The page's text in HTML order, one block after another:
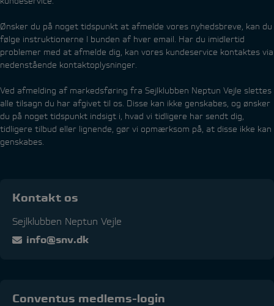
Ønsker du på noget tidspunkt at afmelde vores nyhedsbreve, kan du
følge instruktionerne I bunden af hver email. Har du imidlertid
problemer med at afmelde dig, kan vores kundeservice kontaktes via
nedenstående kontaktoplysninger.
Ved afmelding af markedsføring fra Sejlklubben Neptun Vejle slettes
alle tilsagn du har afgivet til os. Disse kan ikke genskabes, og ønsker
du på noget tidspunkt indsigt i, hvad vi tidligere har sendt dig,
tidligere tilbud eller lignende, gør vi opmærksom på, at disse ikke kan
genskabes.
Kontakt os
Sejlklubben Neptun Vejle
info@snv.dk
Conventus medlems-login